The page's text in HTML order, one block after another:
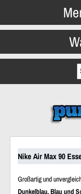
Nike Air Max 90
Großartig und
Dunkelblau, Blau und